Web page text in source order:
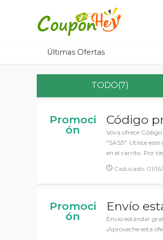
Últimas Ofertas
TODO(7)
Promoci
ón
Código
Vova ofrece
"SAS3". Utilice
en el carrito. Por
Caducado: 01/
Promoci
ón
Envío
Envío estándar
¡Aproveche esta